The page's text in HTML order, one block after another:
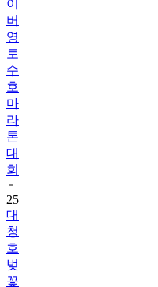
이
버
영
토
수
호
마
라
톤
대
회
25
대
청
호
벚
꽃